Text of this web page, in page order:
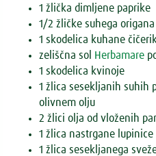
1 žlička dimljene paprike
1/2 žličke suhega origana
1 skodelica kuhane
zeliščna sol
Herbamare
1 skodelica kvinoje
1 žlica sesekljanih suhih
olivnem olju
2 žlici olja od vloženih
1 žlica nastrgane
1 žlica sesekljanega